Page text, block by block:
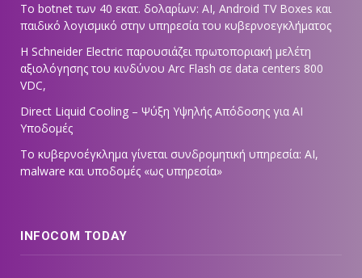
Το botnet των 40 εκατ. δολαρίων: AI, Android TV Boxes και
παιδικό λογισμικό στην υπηρεσία του κυβερνοεγκλήματος
Η Schneider Electric παρουσιάζει πρωτοποριακή μελέτη
αξιολόγησης του κινδύνου Arc Flash σε data centers 800
VDC,
Direct Liquid Cooling – Ψύξη Υψηλής Απόδοσης για AI
Υποδομές
Το κυβερνοέγκλημα γίνεται συνδρομητική υπηρεσία: AI,
malware και υποδομές «ως υπηρεσία»
INFOCOM TODAY